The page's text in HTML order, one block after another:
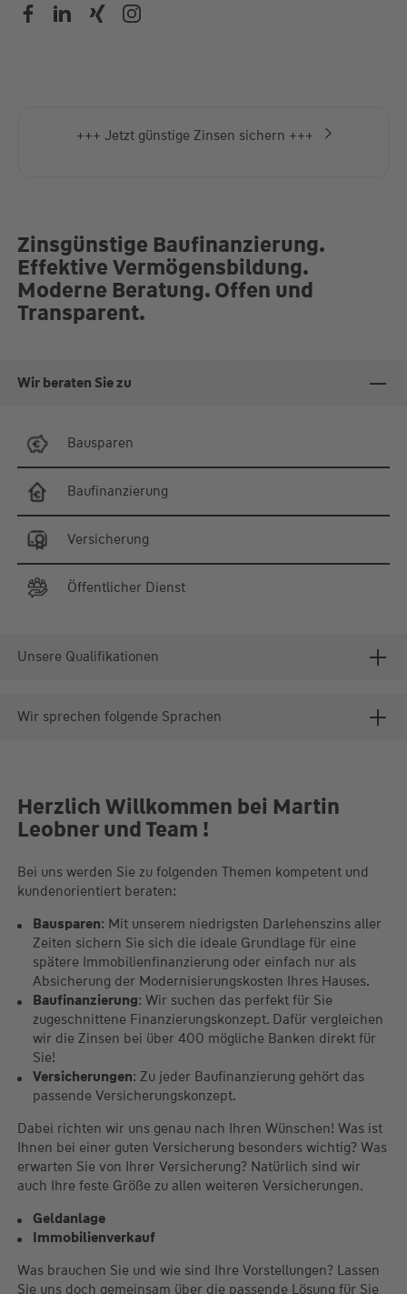
+++ Jetzt günstige Zinsen sichern +++
Zinsgünstige Baufinanzierung.
Effektive Vermögensbildung.
Moderne Beratung. Offen und
Transparent.
Wir beraten Sie zu
Bausparen
Baufinanzierung
Versicherung
Öffentlicher Dienst
Unsere Qualifikationen
Wir sprechen folgende Sprachen
Herzlich Willkommen bei Martin
Leobner und Team !
Bei uns werden Sie zu folgenden Themen kompetent und
kundenorientiert beraten:
Bausparen: Mit unserem niedrigsten Darlehenszins aller
Zeiten sichern Sie sich die ideale Grundlage für eine
spätere Immobilienfinanzierung oder einfach nur als
Absicherung der Modernisierungskosten Ihres Hauses.
Baufinanzierung: Wir suchen das perfekt für Sie
zugeschnittene Finanzierungskonzept. Dafür vergleichen
wir die Zinsen bei über 400 mögliche Banken direkt für
Sie!
Versicherungen: Zu jeder Baufinanzierung gehört das
passende Versicherungskonzept.
Dabei richten wir uns genau nach Ihren Wünschen! Was ist
Ihnen bei einer guten Versicherung besonders wichtig? Was
erwarten Sie von Ihrer Versicherung? Natürlich sind wir
auch Ihre feste Größe zu allen weiteren Versicherungen.
Geldanlage
Immobilienverkauf
Was brauchen Sie und wie sind Ihre Vorstellungen? Lassen
Sie uns doch gemeinsam über die passende Lösung für Sie